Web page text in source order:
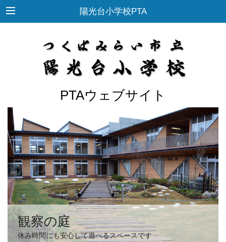
陽光台小学校PTA
PTAウェブサイト
観察の庭
休み時間にも安心して遊べるスペースです